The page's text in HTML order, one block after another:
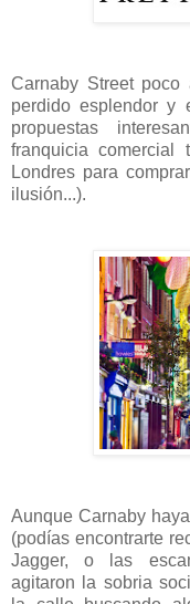
Carnaby Street
perdido esplendor y
propuestas
franquicia comercial
Londres para
ilusión...).
Aunque Carnaby
(podías encontrarte
Jagger, o las
agitaron la sobria